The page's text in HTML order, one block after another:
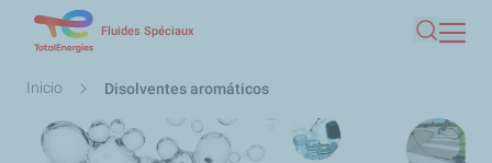
contenido
Fluides Spéciaux
Buscar
Ruta
navegación
Inicio Disolventes aromáticos